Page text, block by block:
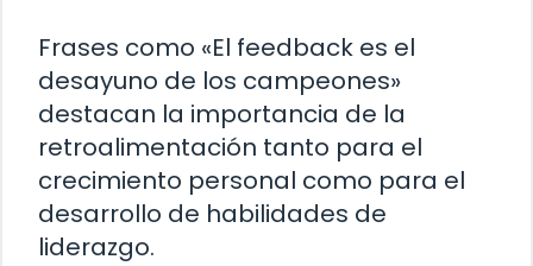
Frases como «El feedback es el
desayuno de los campeones»
destacan la importancia de la
retroalimentación tanto para el
crecimiento personal como para el
desarrollo de habilidades de
liderazgo.